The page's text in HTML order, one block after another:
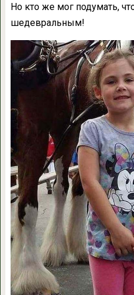
Но кто же мог подумать,
шедевральным!